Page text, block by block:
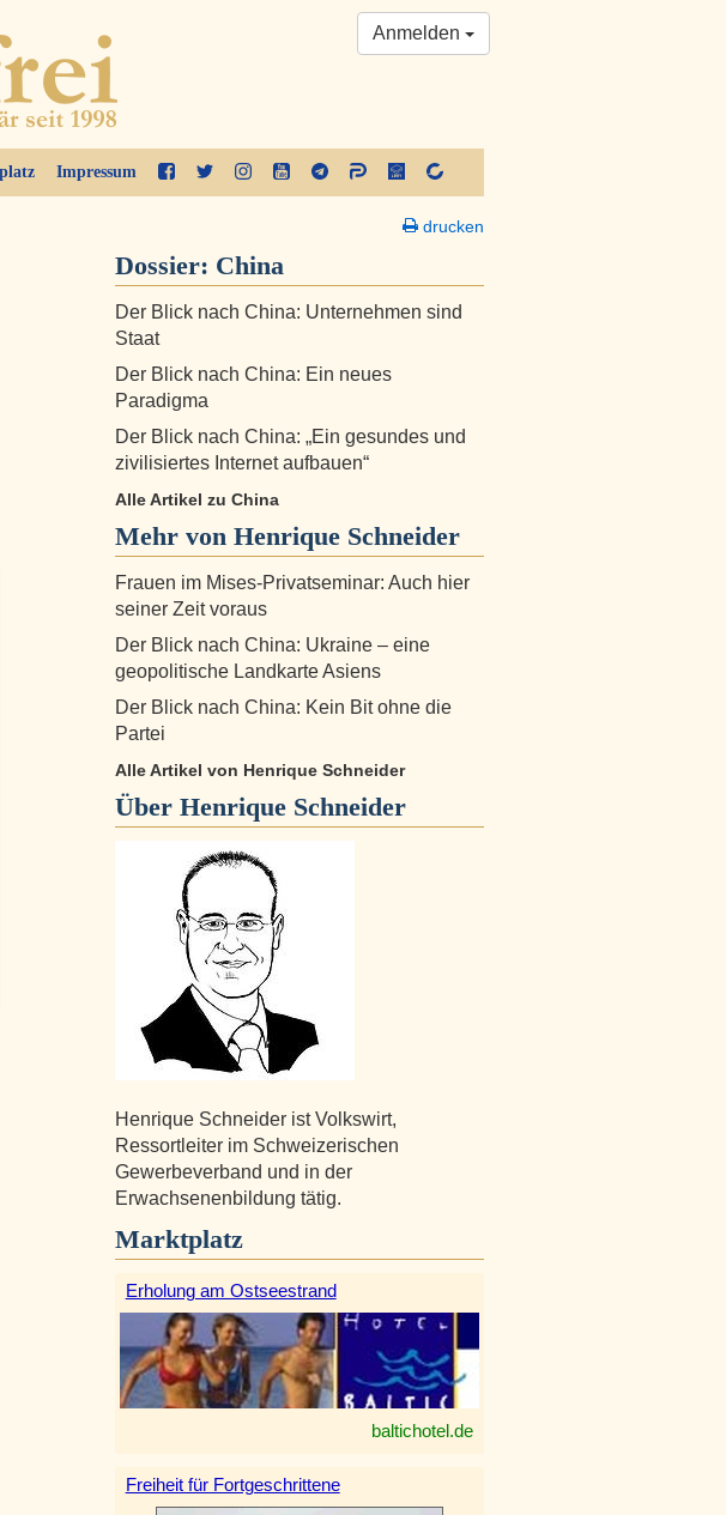
Impressum
Anmelden
drucken
Dossier: China
Der Blick nach China: Unternehmen sind
Staat
Der Blick nach China: Ein neues
Paradigma
Der Blick nach China: „Ein gesundes und
zivilisiertes Internet aufbauen“
Alle Artikel zu China
Mehr von Henrique Schneider
Frauen im Mises-Privatseminar: Auch hier
seiner Zeit voraus
Der Blick nach China: Ukraine – eine
geopolitische Landkarte Asiens
Der Blick nach China: Kein Bit ohne die
Partei
Alle Artikel von Henrique Schneider
Über Henrique Schneider
Henrique Schneider ist Volkswirt,
Ressortleiter im Schweizerischen
Gewerbeverband und in der
Erwachsenenbildung tätig.
Marktplatz
Erholung am Ostseestrand
baltichotel.de
Freiheit für Fortgeschrittene